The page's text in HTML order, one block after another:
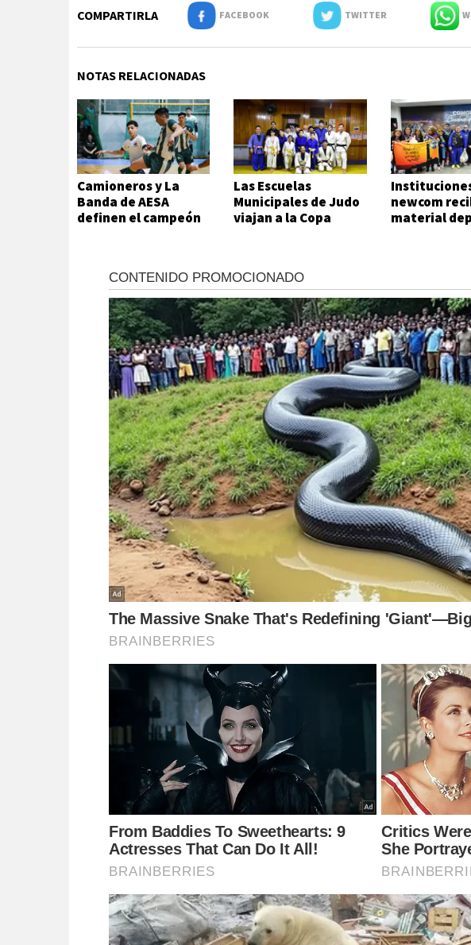
COMPARTIRLA FACEBOOK TWITTER
NOTAS RELACIONADAS
Camioneros y La
Banda de AESA
definen el campeón
Las Escuelas
Municipales de Judo
viajan a la Copa
newcom
material